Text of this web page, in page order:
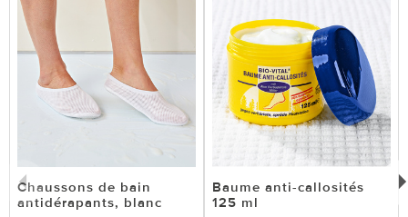
Chaussons de bain
antidérapants, blanc
Baume anti-callosités
125 ml